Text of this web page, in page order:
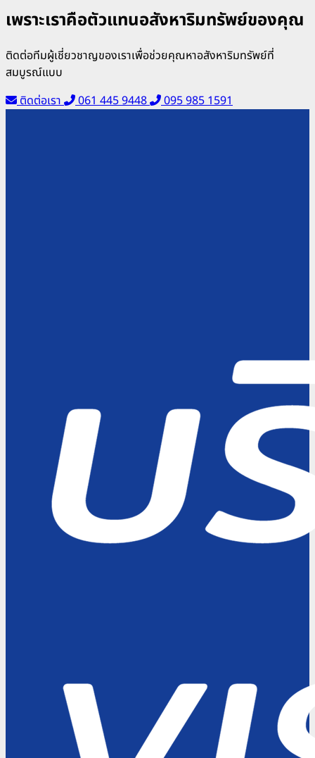
เพราะเราคือตัวแทนอสังหาริมทรัพย์ของคุณ
ติดต่อทีมผู้เชี่ยวชาญของเราเพื่อช่วยคุณหาอสังหาริมทรัพย์ที่
สมบูรณ์แบบ
ติดต่อเรา
061 445 9448 095 985 1591